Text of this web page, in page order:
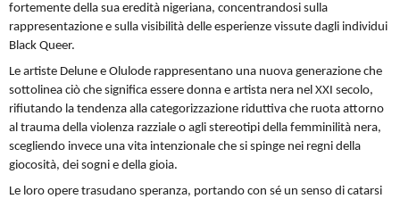
fortemente della sua eredità nigeriana, concentrandosi sulla
rappresentazione e sulla visibilità delle esperienze vissute dagli individui
Black Queer.
Le artiste Delune e Olulode rappresentano una nuova generazione che
sottolinea ciò che significa essere donna e artista nera nel XXI secolo,
rifiutando la tendenza alla categorizzazione riduttiva che ruota attorno
al trauma della violenza razziale o agli stereotipi della femminilità nera,
scegliendo invece una vita intenzionale che si spinge nei regni della
giocosità, dei sogni e della gioia.
Le loro opere trasudano speranza, portando con sé un senso di catarsi